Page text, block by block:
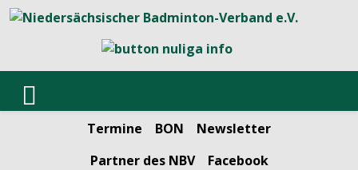
Termine BON
Newsletter
Partner des NBV
Facebook